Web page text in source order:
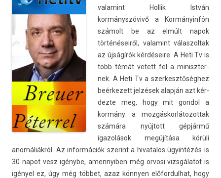
valamint Hol­lik István
kormányszóvivő a Kormányinfón
számolt be az elmúlt napok
történéseiről, valamint válas­zoltak
az újságírók kérdéseire. A Heti Tv is
több témát vetett fel a miniszter­
nek. A Heti Tv a szer­kesztőség­hez
be­ér­kezett jelzések alapján azt kér­
dezte meg, hogy mit gon­dol a
kormány a moz­gáskor­látozot­tak
számára nyújtott gépjármű
igazolások megújítása körüli
anomáliákról. Az in­for­mációk szerint a hivatalos ügyintézés is
30 napot vesz igénybe, amen­nyib­en még or­vosi vizsgálatot is
igényel ez, úgy még többet, azaz könnyen előfor­dulhat, hogy